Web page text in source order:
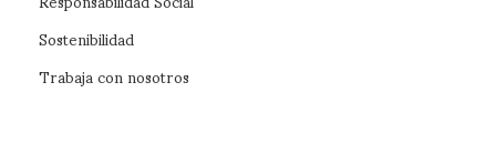
Sostenibilidad
Trabaja con nosotros